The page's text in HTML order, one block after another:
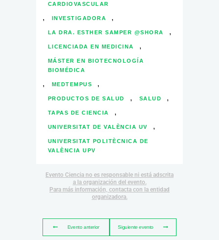
CARDIOVASCULAR
, INVESTIGADORA ,
LA DRA. ESTHER SAMPER @SHORA ,
LICENCIADA EN MEDICINA ,
MÁSTER EN BIOTECNOLOGÍA
BIOMÉDICA
, MEDTEMPUS ,
PRODUCTOS DE SALUD , SALUD ,
TAPAS DE CIENCIA ,
UNIVERSITAT DE VALÈNCIA UV ,
UNIVERSITAT POLITÈCNICA DE
VALÈNCIA UPV
Evento Ciencia no es responsable ni está adscrita
a la organización del evento.
Para más información, contacta con la entidad
organizadora.
Evento anterior Siguiente evento